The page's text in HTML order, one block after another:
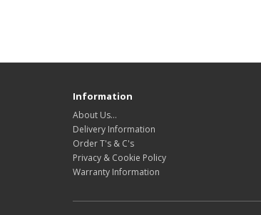
Information
About Us…
Delivery Information
Order T's & C's
Privacy & Cookie Policy
Warranty Information